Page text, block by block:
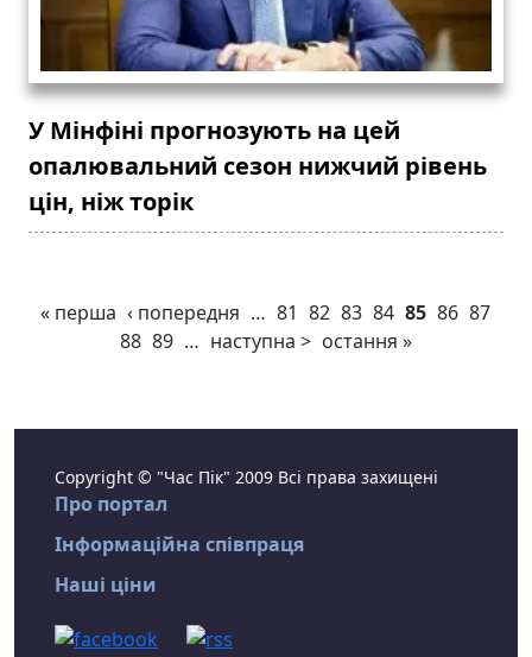
У Мінфіні прогнозують на цей
опалювальний сезон нижчий рівень
цін, ніж торік
« перша ‹ попередня … 81 82 83 84 85 86 87
88 89 … наступна > остання »
Copyright © "Час Пік" 2009 Всі права захищені
Про портал
Інформаційна співпраця
Наші ціни